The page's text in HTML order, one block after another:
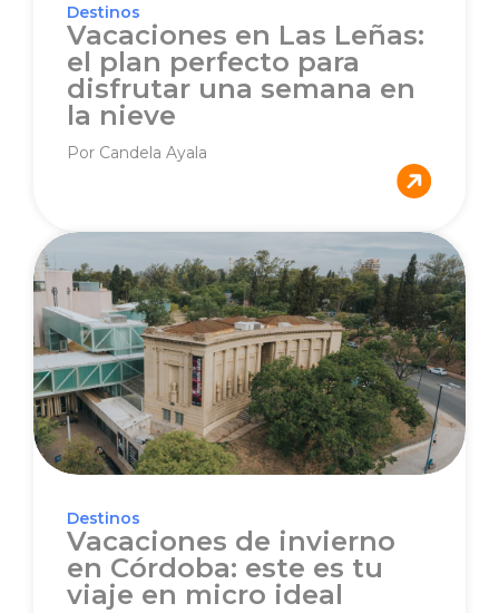
Destinos
Vacaciones en Las Leñas:
el plan perfecto para
disfrutar una semana en
la nieve
Por Candela Ayala
Destinos
Vacaciones de invierno
en Córdoba: este es tu
viaje en micro ideal